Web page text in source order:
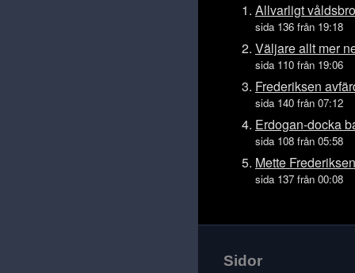
Tis 28 juli
Mån 27 juli
Sön 26 juli
Fre 24 juli
Tors 23 juli
Ons 22 juli
Tis 21 juli
Mån 20 juli
Fre 17 juli
Allvarligt
sida 136 från 19:18
Väljare allt mer
sida 110 från 19:06
Frederiksen
sida 140 från 07:12
Erdogan-docka
sida 108 från 05:58
Mette
sida 137 från 00:08
Sidor